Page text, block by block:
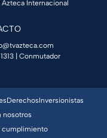
Azteca Internacional
| Conmutador
DerechosInversionistas
nosotros
cumplimiento